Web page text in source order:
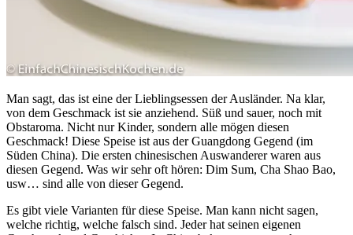
Man sagt, das ist eine der Lieblingsessen der Ausländer. Na klar,
von dem Geschmack ist sie anziehend. Süß und sauer, noch mit
Obstaroma. Nicht nur Kinder, sondern alle mögen diesen
Geschmack! Diese Speise ist aus der Guangdong Gegend (im
Süden China). Die ersten chinesischen Auswanderer waren aus
diesen Gegend. Was wir sehr oft hören: Dim Sum, Cha Shao Bao,
usw… sind alle von dieser Gegend.
Es gibt viele Varianten für diese Speise. Man kann nicht sagen,
welche richtig, welche falsch sind. Jeder hat seinen eigenen